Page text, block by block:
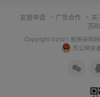
友链申请 广告合作 关
苏
Copyright ©2021 船用采购网
苏公网安